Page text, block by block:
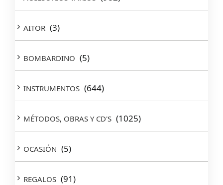
AITOR (3)
BOMBARDINO (5)
INSTRUMENTOS (644)
MÉTODOS, OBRAS Y CD'S (1025)
OCASIÓN (5)
REGALOS (91)